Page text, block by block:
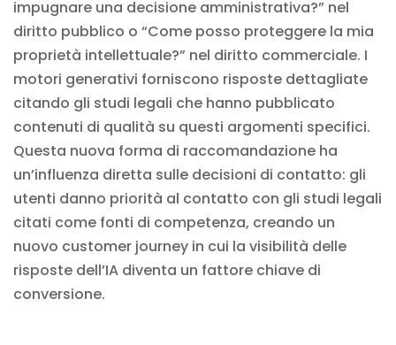
impugnare una decisione amministrativa?” nel
diritto pubblico o “Come posso proteggere la mia
proprietà intellettuale?” nel diritto commerciale. I
motori generativi forniscono risposte dettagliate
citando gli studi legali che hanno pubblicato
contenuti di qualità su questi argomenti specifici.
Questa nuova forma di raccomandazione ha
un’influenza diretta sulle decisioni di contatto: gli
utenti danno priorità al contatto con gli studi legali
citati come fonti di competenza, creando un
nuovo customer journey in cui la visibilità delle
risposte dell’IA diventa un fattore chiave di
conversione.